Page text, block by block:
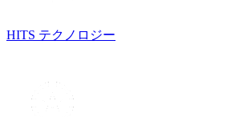
HITS テクノロジー